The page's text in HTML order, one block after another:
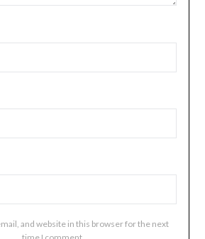
and website in this browser for the next